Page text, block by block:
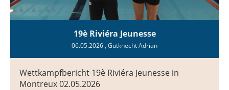
19è Riviéra Jeunesse
06.05.2026 , Gutknecht Adrian
Wettkampfbericht 19è Riviéra Jeunesse in
Montreux 02.05.2026